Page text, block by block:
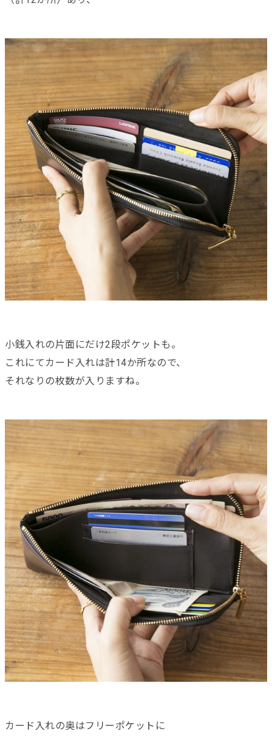
小銭入れの片面にだけ2段ポケットも。
これにてカード入れは計14か所なので、
それなりの枚数が入りますね。
カード入れの奥はフリーポケットに